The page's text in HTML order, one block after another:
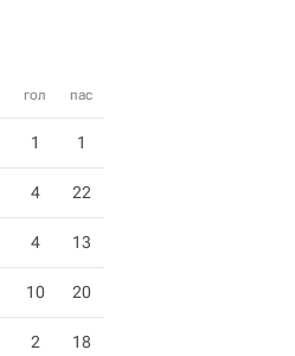
гол пас
1 1
4 22
4 13
10 20
2 18